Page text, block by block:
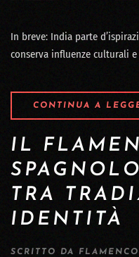
In breve: India parte
conserva influenze culturali
CONTINUA A
IL
TRA
IDENTITÀ
SCRITTO DA